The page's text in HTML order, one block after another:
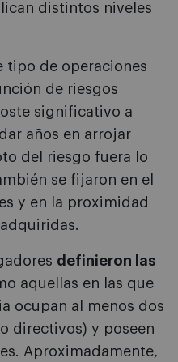
distintos niveles
tipo de operaciones
de riesgos
significativo a
años en arrojar
del riesgo fuera lo
se fijaron en el
y en la proximidad
definieron las
aquellas en las que
ocupan al menos dos
directivos) y poseen
Aproximadamente,